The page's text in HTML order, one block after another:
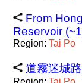
From
Reservoir
Region:Tai Po
道霧迷城